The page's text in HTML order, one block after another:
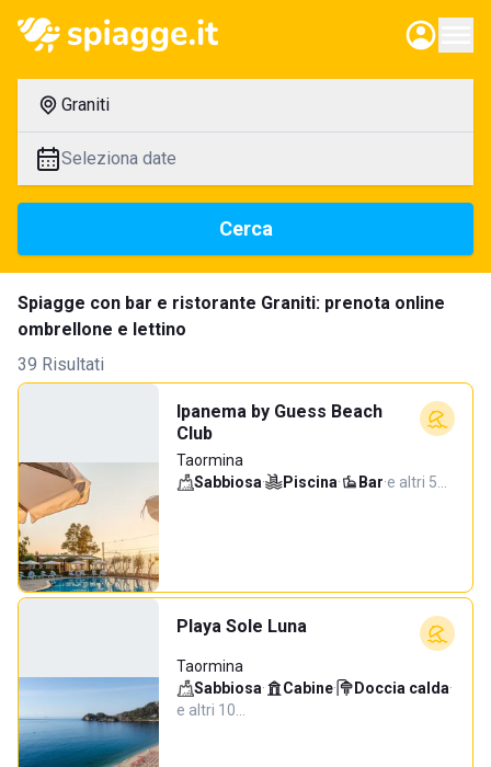
Graniti
Seleziona date
Cerca
Spiagge con bar e ristorante Graniti: prenota online
ombrellone e lettino
39 Risultati
Ipanema by Guess Beach
Club
Taormina
Sabbiosa· Piscina· Bar·e altri 5…
Playa Sole Luna
Taormina
Sabbiosa· Cabine· Doccia calda·
e altri 10…